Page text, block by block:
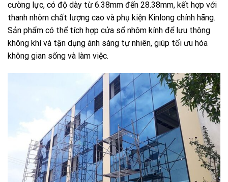
cường lực, có độ dày từ 6.38mm đến 28.38mm, kết hợp với
thanh nhôm chất lượng cao và phụ kiện Kinlong chính hãng.
Sản phẩm có thể tích hợp cửa sổ nhôm kính để lưu thông
không khí và tận dụng ánh sáng tự nhiên, giúp tối ưu hóa
không gian sống và làm việc.